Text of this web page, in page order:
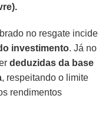
no resgate incide
investimento. Já no
deduzidas da base
, respeitando o limite
rendimentos